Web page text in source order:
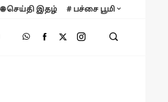
🌐 செய்தி இதழ் # பச்சை பூமி